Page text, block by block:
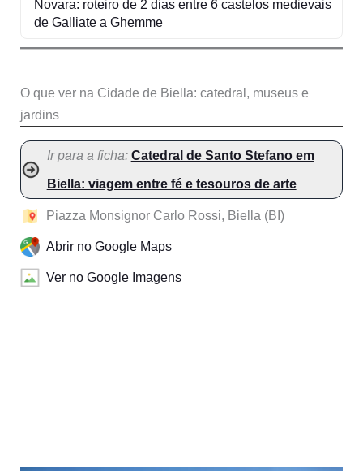
Novara: roteiro de 2 dias entre 6 castelos medievais
de Galliate a Ghemme
O que ver na Cidade de Biella: catedral, museus e
jardins
Ir para a ficha: Catedral de Santo Stefano em
Biella: viagem entre fé e tesouros de arte
Piazza Monsignor Carlo Rossi, Biella (BI)
Abrir no Google Maps
Ver no Google Imagens